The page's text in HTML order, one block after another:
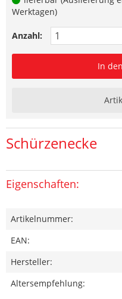
Werktagen)
Anzahl:
In
Schürzenecke
Eigenschaften:
Artikelnummer:
EAN:
Hersteller:
Altersempfehlung: